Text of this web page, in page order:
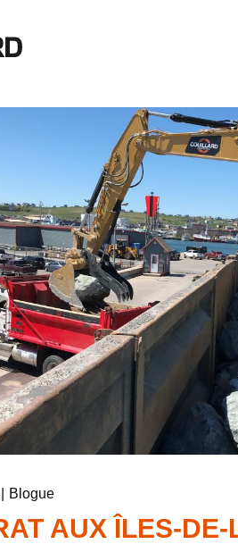
Blogue
AUX ÎLES-